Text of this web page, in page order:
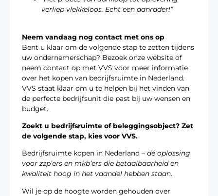
verliep vlekkeloos. Echt een aanrader!”
Neem vandaag nog contact met ons op
Bent u klaar om de volgende stap te zetten tijdens
uw ondernemerschap? Bezoek onze website of
neem contact op met VVS voor meer informatie
over het kopen van bedrijfsruimte in Nederland.
VVS staat klaar om u te helpen bij het vinden van
de perfecte bedrijfsunit die past bij uw wensen en
budget.
Zoekt u bedrijfsruimte of beleggingsobject? Zet
de volgende stap, kies voor VVS.
Bedrijfsruimte kopen in Nederland – dé oplossing
voor zzp’ers en mkb’ers die betaalbaarheid en
kwaliteit hoog in het vaandel hebben staan.
Wil je op de hoogte worden gehouden over